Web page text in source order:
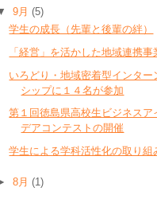
9月 (5)
学生の成長（先輩と後輩の絆）
「経営」を活かした地域連携事
いろどり・地域密着型インター
シップに１４名が参加
第１回徳島県高校生ビジネスア
デアコンテストの開催
学生による学科活性化の取り組
8月 (1)